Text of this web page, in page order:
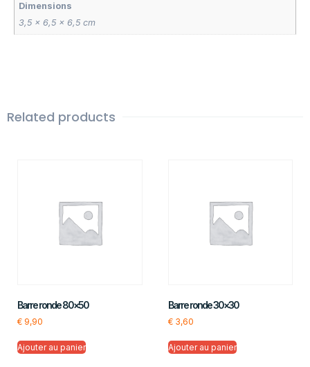
Dimensions
3,5 × 6,5 × 6,5 cm
Related products
Barre ronde 80×50
€ 9,90
Ajouter au panier
Barre ronde 30×30
€3,60
Ajouter au panier